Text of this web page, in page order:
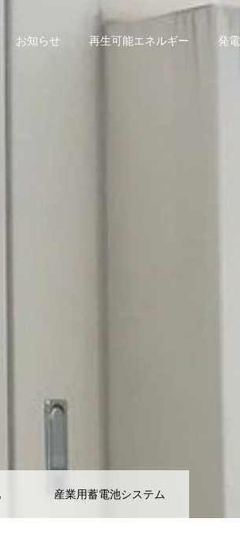
お知らせ 再生可能エネルギー 発電
産業用蓄電池システム